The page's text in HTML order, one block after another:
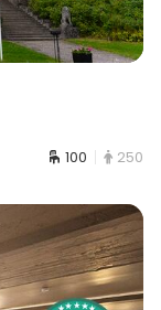
100 250